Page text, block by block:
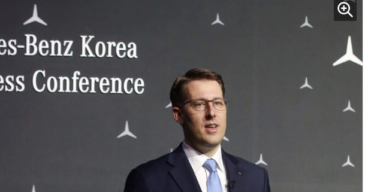
AI Native Enterprise를 지원하는 AI Ready Data 플랫폼 활용 전략